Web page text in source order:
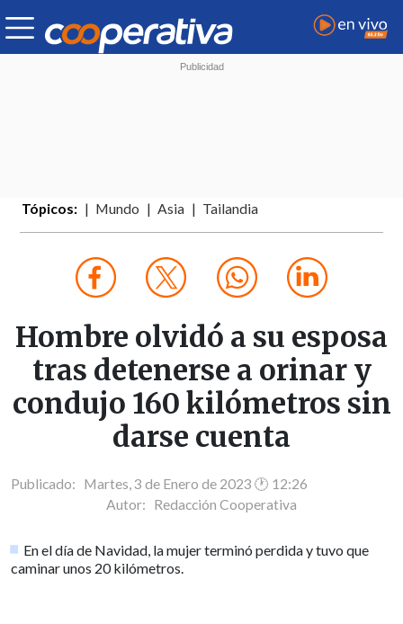
Tópicos: Mundo Asia Tailandia
Hombre olvidó a su esposa
tras detenerse a orinar y
condujo 160 kilómetros sin
darse cuenta
Publicado: Martes, 3 de Enero de 2023 🕐 12:26
Autor: Redacción Cooperativa
En el día de Navidad, la mujer terminó perdida y tuvo que
caminar unos 20 kilómetros.